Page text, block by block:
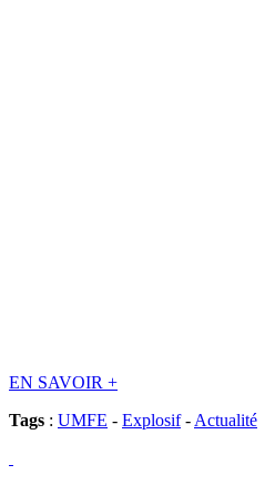
EN SAVOIR +
Tags : UMFE - Explosif- Actualité